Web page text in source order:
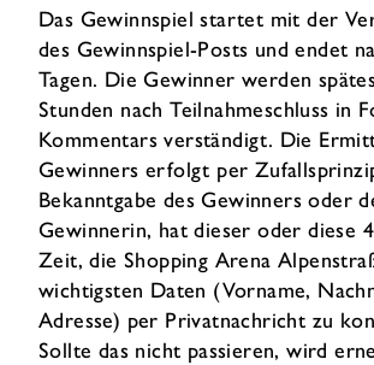
Das Gewinnspiel startet mit der
des Gewinnspiel-Posts und endet
Tagen. Die Gewinner werden
Stunden nach Teilnahmeschluss in
Kommentars verständigt. Die
Gewinners erfolgt per
Bekanntgabe des Gewinners oder
Gewinnerin, hat dieser oder diese
Zeit, die Shopping Arena
wichtigsten Daten (Vorname,
Adresse) per Privatnachricht zu
Sollte das nicht passieren, wird